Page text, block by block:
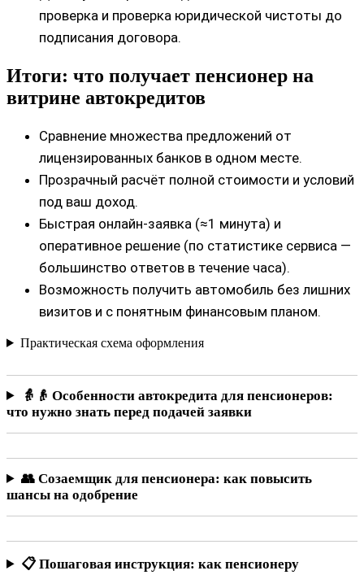
проверка и проверка юридической чистоты до
подписания договора.
Итоги: что получает пенсионер на
витрине автокредитов
Сравнение множества предложений от
лицензированных банков в одном месте.
Прозрачный расчёт полной стоимости и условий
под ваш доход.
Быстрая онлайн-заявка (≈1 минута) и
оперативное решение (по статистике сервиса —
большинство ответов в течение часа).
Возможность получить автомобиль без лишних
визитов и с понятным финансовым планом.
Практическая схема оформления
👵👴 Особенности автокредита для пенсионеров:
что нужно знать перед подачей заявки
👥 Созаемщик для пенсионера: как повысить
шансы на одобрение
📋 Пошаговая инструкция: как пенсионеру